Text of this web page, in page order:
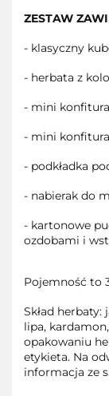
ZESTAW
- klasyczny
- herbata z
- mini
- mini
- podkładka
- nabierak do
- kartonowe
ozdobami i
Pojemność to
Skład herbaty:
lipa,
opakowaniu
etykieta. Na
informacja ze